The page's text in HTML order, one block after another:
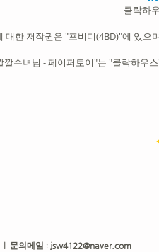
클락하
대한 저작권은 "포비디(4BD)"에 있
깔수녀님 - 페이퍼토이"는 "클락하우
| 문의메일 : jsw4122@naver.com